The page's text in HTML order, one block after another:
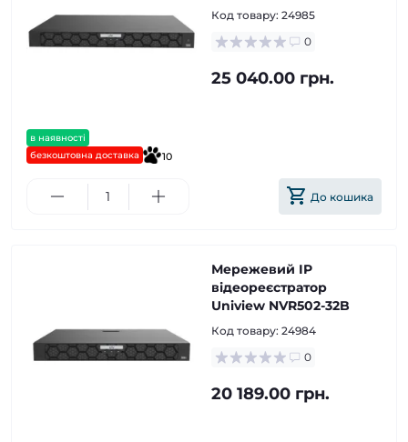
в наявності
безкоштовна доставка
10
Код товару: 24985
0
25 040.00 грн.
До кошика
Мережевий IP
відеореєстратор
Uniview NVR502-32B
Код товару: 24984
0
20 189.00 грн.